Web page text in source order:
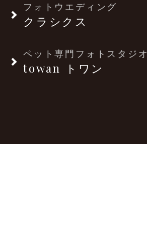
フォトウエディング
クラシクス
ペット専門フォトスタジオ
towan トワン